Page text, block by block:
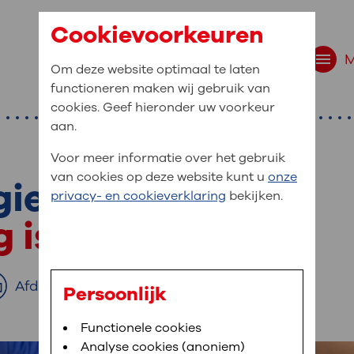
navigatie
bent u naar op
Bloedafname,MijnOLVG,Digitalisering
medische gegevens
In MijnOLVG kunt u uw medische
het u uitkomt. OLVG breidt MijnOLVG
onze zorg
Afdrukken
Cookievoorkeuren
Om deze website optimaal te laten
functioneren maken wij gebruik van
cookies. Geef hieronder uw voorkeur
aan.
Voor meer informatie over het gebruik
van cookies op deze website kunt u onze
privacy- en cookieverklaring bekijken.
Persoonlijk
Functionele cookies
Analyse cookies (anoniem)